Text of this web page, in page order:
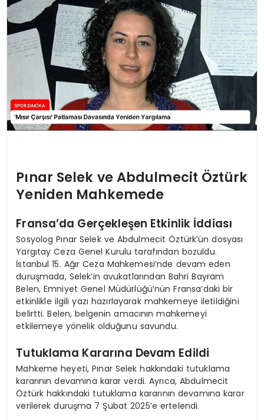
Pınar Selek ve Abdulmecit Öztürk
Yeniden Mahkemede
Fransa’da Gerçekleşen Etkinlik İddiası
Sosyolog Pınar Selek ve Abdulmecit Öztürk’ün dosyası
Yargıtay Ceza Genel Kurulu tarafından bozuldu.
İstanbul 15. Ağır Ceza Mahkemesi’nde devam eden
duruşmada, Selek’in avukatlarından Bahri Bayram
Belen, Emniyet Genel Müdürlüğü’nün Fransa’daki bir
etkinlikle ilgili yazı hazırlayarak mahkemeye iletildiğini
belirtti. Belen, belgenin amacının mahkemeyi
etkilemeye yönelik olduğunu savundu.
Tutuklama Kararına Devam Edildi
Mahkeme heyeti, Pınar Selek hakkındaki tutuklama
kararının devamına karar verdi. Ayrıca, Abdulmecit
Öztürk hakkındaki tutuklama kararının devamına karar
verilerek duruşma 7 Şubat 2025’e ertelendi.